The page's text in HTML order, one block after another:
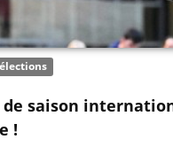
saison
!